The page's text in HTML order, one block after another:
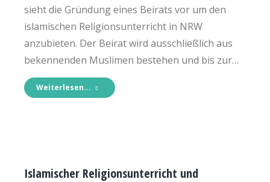
sieht die Gründung eines Beirats vor um den
islamischen Religionsunterricht in NRW
anzubieten. Der Beirat wird ausschließlich aus
bekennenden Muslimen bestehen und bis zur…
Weiterlesen...
Islamischer Religionsunterricht und